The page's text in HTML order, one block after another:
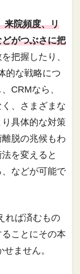
来院頻度、リ
がつぶさに把
把握したり、
的な戦略につ
CRMなら、
、さまざまな
具体的な対策
脱の兆候もわ
を変えると
などが可能で
れば済むもの
ことにその本
ません。